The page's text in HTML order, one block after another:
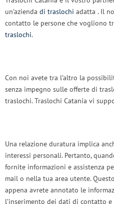
un’azienda di traslochi adatta . Il
contatto le persone che vogliono
traslochi.
Con noi avete tra l’altro la
senza impegno sulle offerte di
traslochi. Traslochi Catania vi
Una relazione duratura implica
interessi personali. Pertanto,
fornite informazioni e assistenza
mail o nella tua area utente. Questo
appena avrete annotato le
l’inserimento dei dati di contatto